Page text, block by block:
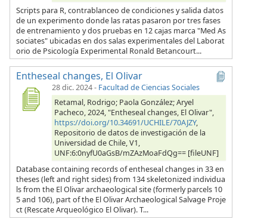
Scripts para R, contrablanceo de condiciones y salida datos
de un experimento donde las ratas pasaron por tres fases
de entrenamiento y dos pruebas en 12 cajas marca "Med As
sociates" ubicadas en dos salas experimentales del Laborat
orio de Psicología Experimental Ronald Betancourt...
Entheseal changes, El Olivar
28 dic. 2024- Facultad de Ciencias Sociales
Retamal, Rodrigo; Paola González; Aryel
Pacheco, 2024, "Entheseal changes, El Olivar",
https://doi.org/10.34691/UCHILE/70AJZY,
Repositorio de datos de investigación de la
Universidad de Chile, V1,
UNF:6:0nyfU0aGsB/mZAzMoaFdQg== [fileUNF]
Database containing records of entheseal changes in 33 en
theses (left and right sides) from 134 skeletonized individua
ls from the El Olivar archaeological site (formerly parcels 10
5 and 106), part of the El Olivar Archaeological Salvage Proje
ct (Rescate Arqueológico El Olivar). T...